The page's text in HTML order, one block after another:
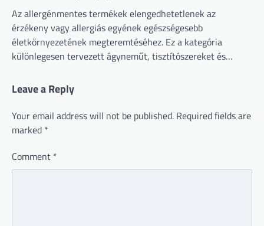
Az allergénmentes termékek elengedhetetlenek az
érzékeny vagy allergiás egyének egészségesebb
életkörnyezetének megteremtéséhez. Ez a kategória
különlegesen tervezett ágyneműt, tisztítószereket és…
Leave a Reply
Your email address will not be published. Required fields are
marked *
Comment *